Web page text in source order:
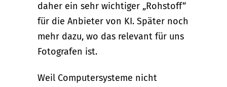
daher ein sehr wichtiger „Rohstoff“
für die Anbieter von KI. Später noch
mehr dazu, wo das relevant für uns
Fotografen ist.
Weil Computersysteme nicht